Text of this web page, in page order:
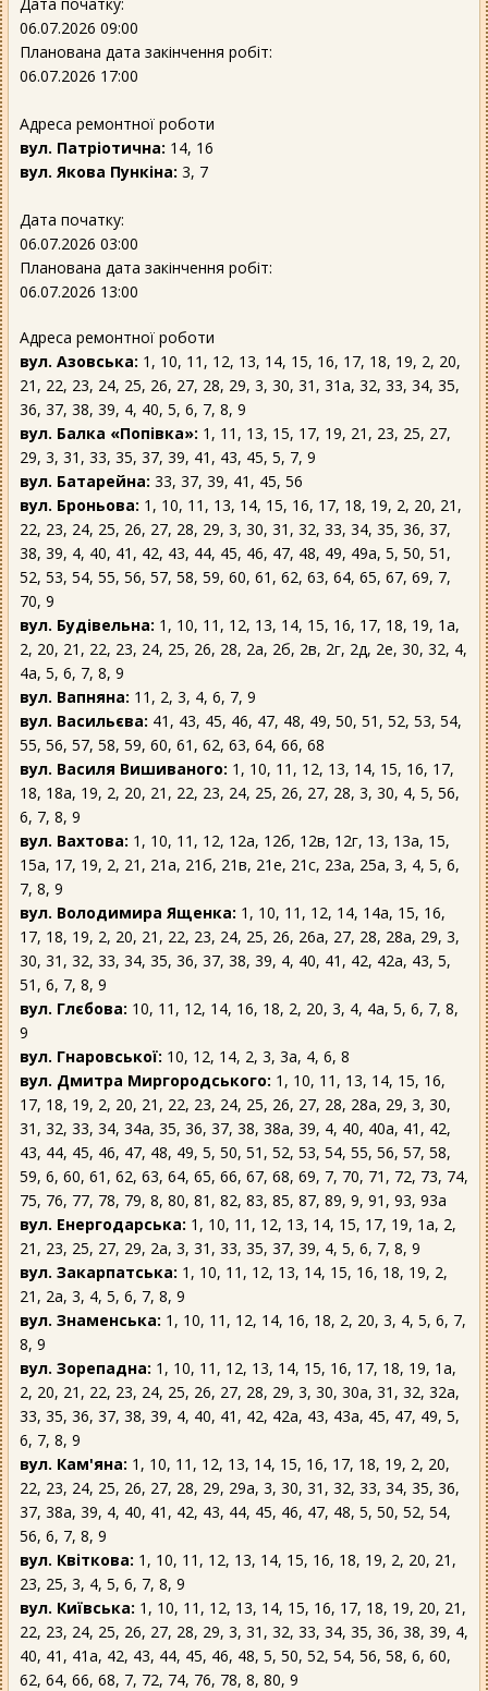
06.07.2026 09:00
Планована дата закінчення робіт:
06.07.2026 17:00
Адреса ремонтної роботи
вул. Патріотична: 14, 16
вул. Якова Пункіна: 3, 7
Дата початку:
06.07.2026 03:00
Планована дата закінчення робіт:
06.07.2026 13:00
Адреса ремонтної роботи
вул. Азовська: 1, 10, 11, 12, 13, 14, 15, 16, 17, 18, 19, 2, 20,
21, 22, 23, 24, 25, 26, 27, 28, 29, 3, 30, 31, 31а, 32, 33, 34, 35,
36, 37, 38, 39, 4, 40, 5, 6, 7, 8, 9
вул. Балка «Попівка»: 1, 11, 13, 15, 17, 19, 21, 23, 25, 27,
29, 3, 31, 33, 35, 37, 39, 41, 43, 45, 5, 7, 9
вул. Батарейна: 33, 37, 39, 41, 45, 56
вул. Броньова: 1, 10, 11, 13, 14, 15, 16, 17, 18, 19, 2, 20, 21,
22, 23, 24, 25, 26, 27, 28, 29, 3, 30, 31, 32, 33, 34, 35, 36, 37,
38, 39, 4, 40, 41, 42, 43, 44, 45, 46, 47, 48, 49, 49а, 5, 50, 51,
52, 53, 54, 55, 56, 57, 58, 59, 60, 61, 62, 63, 64, 65, 67, 69, 7,
70, 9
вул. Будівельна: 1, 10, 11, 12, 13, 14, 15, 16, 17, 18, 19, 1а,
2, 20, 21, 22, 23, 24, 25, 26, 28, 2а, 2б, 2в, 2г, 2д, 2е, 30, 32, 4,
4а, 5, 6, 7, 8, 9
вул. Вапняна: 11, 2, 3, 4, 6, 7, 9
вул. Васильєва: 41, 43, 45, 46, 47, 48, 49, 50, 51, 52, 53, 54,
55, 56, 57, 58, 59, 60, 61, 62, 63, 64, 66, 68
вул. Василя Вишиваного: 1, 10, 11, 12, 13, 14, 15, 16, 17,
18, 18а, 19, 2, 20, 21, 22, 23, 24, 25, 26, 27, 28, 3, 30, 4, 5, 56,
6, 7, 8, 9
вул. Вахтова: 1, 10, 11, 12, 12а, 12б, 12в, 12г, 13, 13а, 15,
15а, 17, 19, 2, 21, 21а, 21б, 21в, 21е, 21с, 23а, 25а, 3, 4, 5, 6,
7, 8, 9
вул. Володимира Ященка: 1, 10, 11, 12, 14, 14а, 15, 16,
17, 18, 19, 2, 20, 21, 22, 23, 24, 25, 26, 26а, 27, 28, 28а, 29, 3,
30, 31, 32, 33, 34, 35, 36, 37, 38, 39, 4, 40, 41, 42, 42а, 43, 5,
51, 6, 7, 8, 9
вул. Глєбова: 10, 11, 12, 14, 16, 18, 2, 20, 3, 4, 4а, 5, 6, 7, 8,
9
вул. Гнаровської: 10, 12, 14, 2, 3, 3а, 4, 6, 8
вул. Дмитра Миргородського: 1, 10, 11, 13, 14, 15, 16,
17, 18, 19, 2, 20, 21, 22, 23, 24, 25, 26, 27, 28, 28а, 29, 3, 30,
31, 32, 33, 34, 34а, 35, 36, 37, 38, 38а, 39, 4, 40, 40а, 41, 42,
43, 44, 45, 46, 47, 48, 49, 5, 50, 51, 52, 53, 54, 55, 56, 57, 58,
59, 6, 60, 61, 62, 63, 64, 65, 66, 67, 68, 69, 7, 70, 71, 72, 73, 74,
75, 76, 77, 78, 79, 8, 80, 81, 82, 83, 85, 87, 89, 9, 91, 93, 93а
вул. Енергодарська: 1, 10, 11, 12, 13, 14, 15, 17, 19, 1а, 2,
21, 23, 25, 27, 29, 2а, 3, 31, 33, 35, 37, 39, 4, 5, 6, 7, 8, 9
вул. Закарпатська: 1, 10, 11, 12, 13, 14, 15, 16, 18, 19, 2,
21, 2а, 3, 4, 5, 6, 7, 8, 9
вул. Знаменська: 1, 10, 11, 12, 14, 16, 18, 2, 20, 3, 4, 5, 6, 7,
8, 9
вул. Зорепадна: 1, 10, 11, 12, 13, 14, 15, 16, 17, 18, 19, 1а,
2, 20, 21, 22, 23, 24, 25, 26, 27, 28, 29, 3, 30, 30а, 31, 32, 32а,
33, 35, 36, 37, 38, 39, 4, 40, 41, 42, 42а, 43, 43а, 45, 47, 49, 5,
6, 7, 8, 9
вул. Кам'яна: 1, 10, 11, 12, 13, 14, 15, 16, 17, 18, 19, 2, 20,
22, 23, 24, 25, 26, 27, 28, 29, 29а, 3, 30, 31, 32, 33, 34, 35, 36,
37, 38а, 39, 4, 40, 41, 42, 43, 44, 45, 46, 47, 48, 5, 50, 52, 54,
56, 6, 7, 8, 9
вул. Квіткова: 1, 10, 11, 12, 13, 14, 15, 16, 18, 19, 2, 20, 21,
23, 25, 3, 4, 5, 6, 7, 8, 9
вул. Київська: 1, 10, 11, 12, 13, 14, 15, 16, 17, 18, 19, 20, 21,
22, 23, 24, 25, 26, 27, 28, 29, 3, 31, 32, 33, 34, 35, 36, 38, 39, 4,
40, 41, 41а, 42, 43, 44, 45, 46, 48, 5, 50, 52, 54, 56, 58, 6, 60,
62, 64, 66, 68, 7, 72, 74, 76, 78, 8, 80, 9